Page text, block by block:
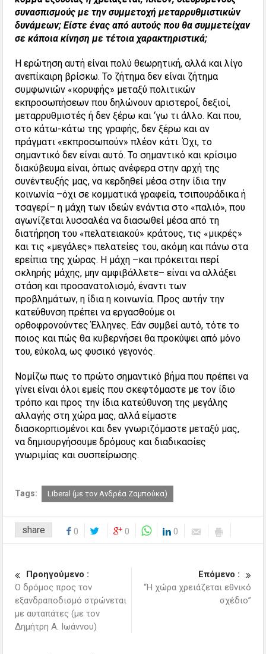
συνασπισμούς με την συμμετοχή μεταρρυθμιστικών
δυνάμεων; Είστε ένας από αυτούς που θα συμμετείχαν
σε κάποια κίνηση με τέτοια χαρακτηριστικά;
Η ερώτηση αυτή είναι πολύ θεωρητική, αλλά και λίγο
ανεπίκαιρη βρίσκω. Το ζήτημα δεν είναι ζήτημα
συμφωνιών «κορυφής» μεταξύ πολιτικών
εκπροσωπήσεων που δηλώνουν αριστεροί, δεξιοί,
μεταρρυθμιστές ή δεν ξέρω και ‘γω τι άλλο. Και που,
στο κάτω-κάτω της γραφής, δεν ξέρω και αν
πράγματι «εκπροσωπούν» πλέον κάτι. Όχι, το
σημαντικό δεν είναι αυτό. Το σημαντικό και κρίσιμο
διακύβευμα είναι, όπως ανέφερα στην αρχή της
συνέντευξής μας, να κερδηθεί μέσα στην ίδια την
κοινωνία –όχι σε κομματικά γραφεία, τσιπουράδικα ή
τσαγερί– η μάχη των ιδεών ενάντια στο «παλιό», που
αγωνίζεται λυσσαλέα να διασωθεί μέσα από τη
διατήρηση του «πελατειακού» κράτους, τις «μικρές»
και τις «μεγάλες» πελατείες του, ακόμη και πάνω στα
ερείπια της χώρας. Η μάχη –και πρόκειται περί
σκληρής μάχης, μην αμφιβάλλετε– είναι να αλλάξει
στάση και προσανατολισμό, έναντι των
προβλημάτων, η ίδια η κοινωνία. Προς αυτήν την
κατεύθυνση πρέπει να εργασθούμε οι
ορθοφρονούντες Έλληνες. Εάν συμβεί αυτό, τότε το
ποιος και πώς θα κυβερνήσει θα προκύψει από μόνο
του, εύκολα, ως φυσικό γεγονός.
Νομίζω πως το πρώτο σημαντικό βήμα που πρέπει να
γίνει είναι όλοι εμείς που σκεφτόμαστε με τον ίδιο
τρόπο και προς την ίδια κατεύθυνση της μεγάλης
αλλαγής στη χώρα μας, αλλά είμαστε
διασκορπισμένοι και δεν γνωριζόμαστε μεταξύ μας,
να δημιουργήσουμε δρόμους και διαδικασίες
γνωριμίας και συσπείρωσης.
Tags: Liberal (με τον Ανδρέα Ζαμπούκα)
share 0 0 0
Προηγούμενο :
Ο δρόμος προς τον
εξανδραποδισμό στρώνεται
με αυταπάτες (με τον
Δημήτρη Α. Ιωάννου)
Επόμενο :
“Η χώρα χρειάζεται εθνικό
σχέδιο”